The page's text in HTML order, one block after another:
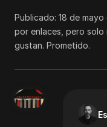
Publicado: 18 de
por enlaces, pero
gustan. Prometido.